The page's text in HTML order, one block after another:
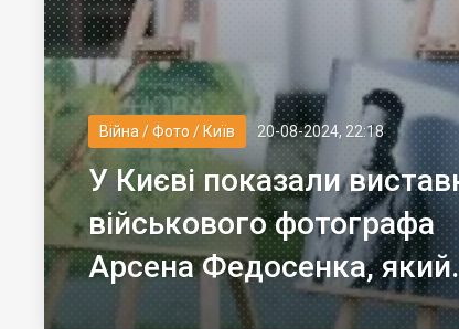
Війна / Фото / Київ 20-08-2024, 22:18
У Києві показали
військового фотографа
Арсена Федосенка, який
загинув на війні